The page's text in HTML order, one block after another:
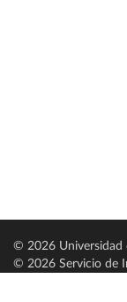
© 2026 Universidad
© 2026 Servicio de